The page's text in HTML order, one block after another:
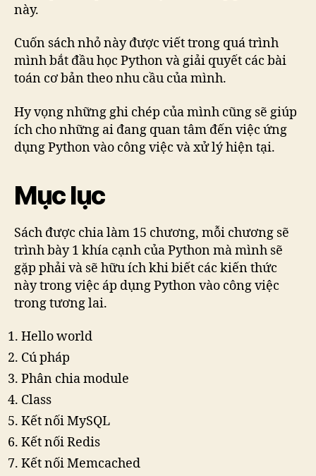
này.
Cuốn sách nhỏ này được viết trong quá trình
mình bắt đầu học Python và giải quyết các bài
toán cơ bản theo nhu cầu của mình.
Hy vọng những ghi chép của mình cũng sẽ giúp
ích cho những ai đang quan tâm đến việc ứng
dụng Python vào công việc và xử lý hiện tại.
Mục lục
Sách được chia làm 15 chương, mỗi chương sẽ
trình bày 1 khía cạnh của Python mà mình sẽ
gặp phải và sẽ hữu ích khi biết các kiến thức
này trong việc áp dụng Python vào công việc
trong tương lai.
Hello world
Cú pháp
Phân chia module
Class
Kết nối MySQL
Kết nối Redis
Kết nối Memcached